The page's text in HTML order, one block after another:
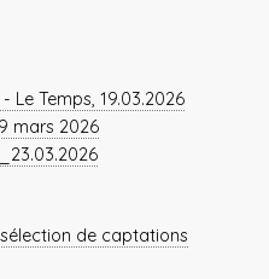
Le Temps, 19.03.2026
mars 2026
de captations